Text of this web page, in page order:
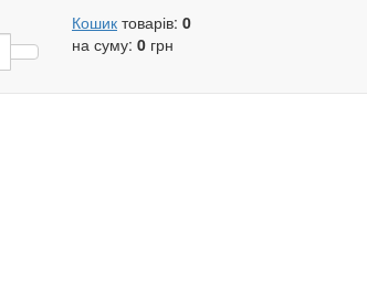
Кошик товарів: 0
на суму: 0 грн